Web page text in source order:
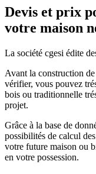
Devis et prix
votre maison
La société cgesi édite
Avant la construction
vérifier, vous pouvez
bois ou traditionnelle
projet.
Grâce à la base de
possibilités de calcul
votre future maison ou
en votre possession.